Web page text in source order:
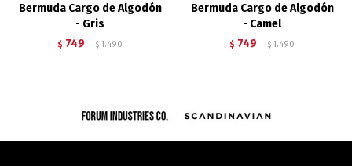
Bermuda Cargo de Algodón
- Gris
$ 749 $ 1.490
Bermuda Cargo de Algodón
- Camel
$ 749 $ 1.490